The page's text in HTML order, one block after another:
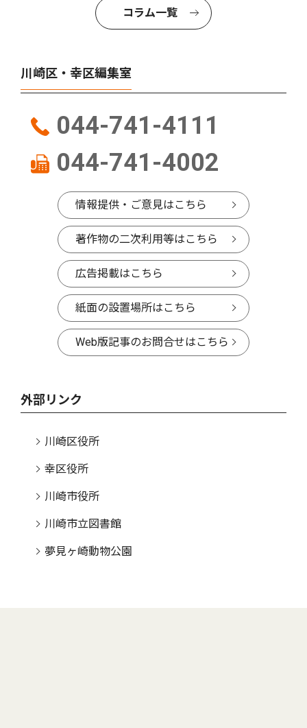
コラム一覧
川崎区・幸区編集室
044-741-4111
044-741-4002
情報提供・ご意見はこちら
著作物の二次利用等はこちら
広告掲載はこちら
紙面の設置場所はこちら
Web版記事のお問合せはこちら
外部リンク
川崎区役所
幸区役所
川崎市役所
川崎市立図書館
夢見ヶ崎動物公園